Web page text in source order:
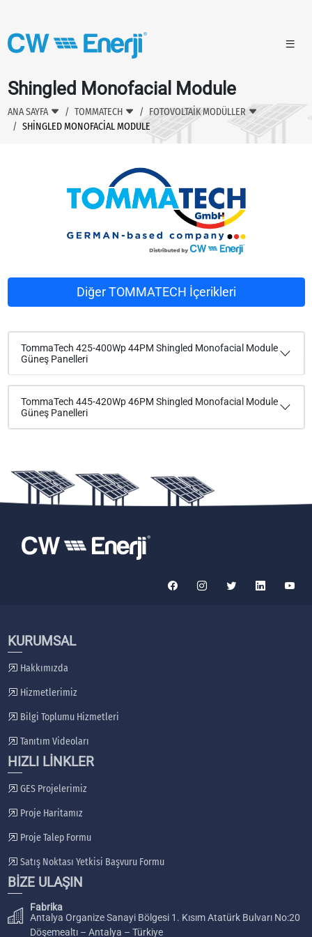
Shingled Monofacial Module
ANA SAYFA TOMMATECH
FOTOVOLTAİK MODÜLLER
SHINGLED MONOFACIAL MODULE
Diğer TOMMATECH İçerikleri
TommaTech 425-400Wp 44PM Shingled Monofacial Module
Güneş Panelleri
TommaTech 445-420Wp 46PM Shingled Monofacial Module
Güneş Panelleri
KURUMSAL
Hakkımızda
Hizmetlerimiz
Bilgi Toplumu Hizmetleri
Tanıtım Videoları
HIZLI LİNKLER
GES Projelerimiz
Proje Haritamız
Proje Talep Formu
Satış Noktası Yetkisi Başvuru Formu
BİZE ULAŞIN
Fabrika
Antalya Organize Sanayi Bölgesi 1. Kısım Atatürk Bulvarı No:20
Döşemealtı – Antalya – Türkiye